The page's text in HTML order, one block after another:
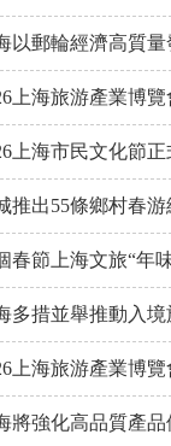
以郵輪經濟高質
上海旅游產業博
上海市民文化節
推出55條鄉村春游
春節上海文旅“年
多措並舉推動入
上海旅游產業博
將強化高品質產